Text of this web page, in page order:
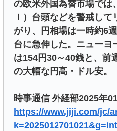
の欧米外国為替市場では
Ｉ）台頭などを警戒し
がり、円相場は一時約6
台に急伸した。ニューヨ
は154円30～40銭と、前
の大幅な円高・ドル安。
時事通信 外経部2025年
https://www.jiji.com/jc/